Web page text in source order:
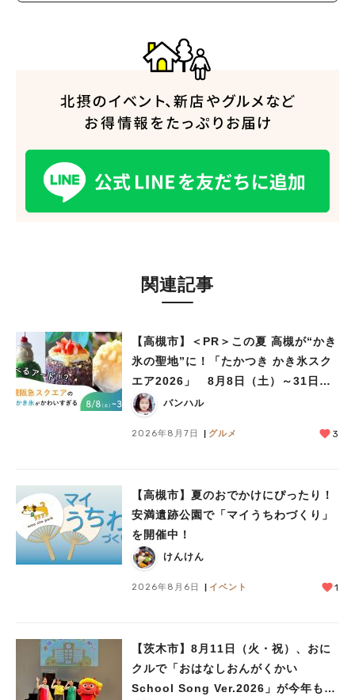
関連記事
【高槻市】＜PR＞この夏 高槻が“かき
氷の聖地”に！「たかつき かき氷スク
エア2026」 8月8日（土）～31日
（月）バンハル
2026年8月7日 グルメ 3
【高槻市】夏のおでかけにぴったり！
安満遺跡公園で「マイうちわづくり」
を開催中！
けんけん
2026年8月6日 イベント 1
【茨木市】8月11日（火・祝）、おに
クルで「おはなしおんがくかい
School Song Ver.2026」が今年も開
#今週どこいく？#自然とふれあう
#教えたい／教えて投稿記事#大阪学院大 商品開発プロジェクト
#あなたはどっち？